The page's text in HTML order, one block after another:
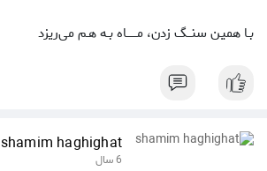
بـا همین سنــگ زدن، مــــــاه بـه هـم می‌ریزد
shamim haghighat
6 سال